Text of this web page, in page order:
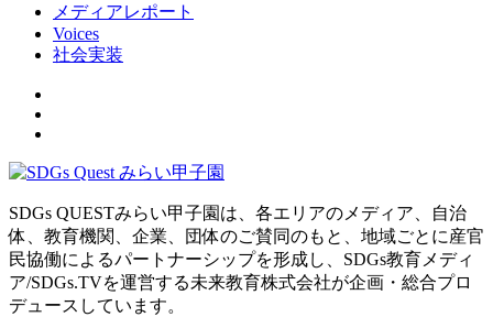
メディアレポート
Voices
社会実装
SDGs QUESTみらい甲子園は、各エリアのメディア、自治
体、教育機関、企業、団体のご賛同のもと、地域ごとに産官
民協働によるパートナーシップを形成し、SDGs教育メディ
ア/SDGs.TVを運営する未来教育株式会社が企画・総合プロ
デュースしています。